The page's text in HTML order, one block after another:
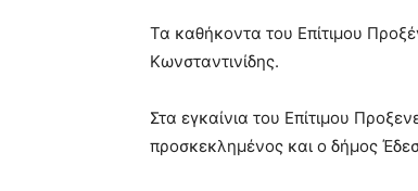
Τα καθήκοντα του Επίτιμου
Κωνσταντινίδης.
Στα εγκαίνια του Επίτιμου
προσκεκλημένος και ο δήμος